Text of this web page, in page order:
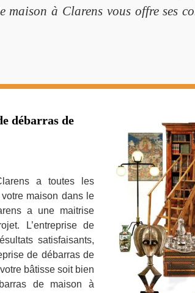
à Clarens vous offre ses
débarras de
a toutes les
maison dans le
a une maitrise
L’entreprise de
satisfaisants,
de débarras de
bâtisse soit bien
de maison à